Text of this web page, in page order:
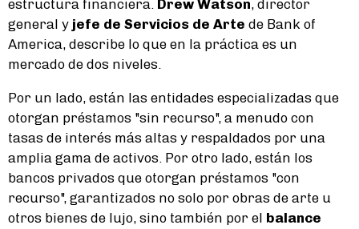
estructura financiera. Drew Watson, director
general y jefe de Servicios de Arte de Bank of
America, describe lo que en la práctica es un
mercado de dos niveles.
Por un lado, están las entidades especializadas que
otorgan préstamos "sin recurso", a menudo con
tasas de interés más altas y respaldados por una
amplia gama de activos. Por otro lado, están los
bancos privados que otorgan préstamos "con
recurso", garantizados no solo por obras de arte u
otros bienes de lujo, sino también por el balance